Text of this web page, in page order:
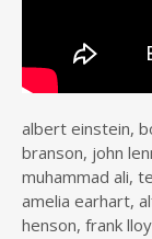
albert einstein,
branson, john
muhammad ali,
amelia earhart,
henson, frank